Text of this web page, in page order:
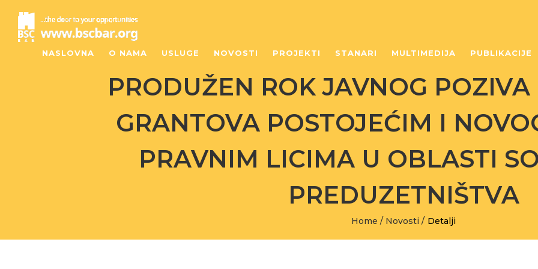
NASLOVNA O NAMA USLUGE NOVOSTI PROJEKTI STANARI MULTIMEDIJA PUBLIKACIJE
PRODUŽEN ROK JAVNOG
GRANTOVA POSTOJEĆIM I
PRAVNIM LICIMA U OBLASTI
PREDUZETNIŠTVA
Home / Novosti / Detalji